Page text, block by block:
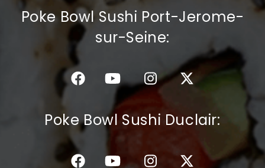
Poke Bowl Sushi Port-Jerome-
sur-Seine:
Poke Bowl Sushi Duclair: